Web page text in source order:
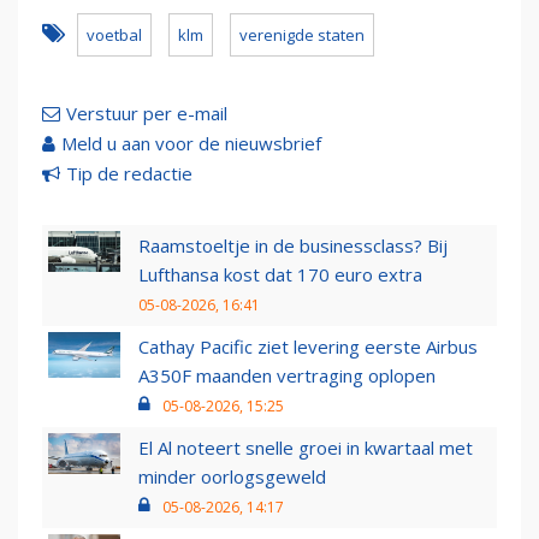
voetbal klm verenigde staten
Verstuur per e-mail
Meld u aan voor de nieuwsbrief
Tip de redactie
Raamstoeltje in de businessclass? Bij
Lufthansa kost dat 170 euro extra
05-08-2026, 16:41
Cathay Pacific ziet levering eerste Airbus
A350F maanden vertraging oplopen
05-08-2026, 15:25
El Al noteert snelle groei in kwartaal met
minder oorlogsgeweld
05-08-2026, 14:17